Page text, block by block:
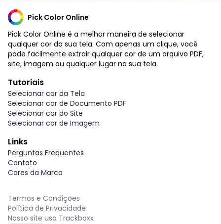
Pick Color Online
Pick Color Online é a melhor maneira de selecionar
qualquer cor da sua tela. Com apenas um clique, você
pode facilmente extrair qualquer cor de um arquivo PDF,
site, imagem ou qualquer lugar na sua tela.
Tutoriais
Selecionar cor da Tela
Selecionar cor de Documento PDF
Selecionar cor do Site
Selecionar cor de Imagem
Links
Perguntas Frequentes
Contato
Cores da Marca
Termos e Condições
Política de Privacidade
Nosso site usa Trackboxx